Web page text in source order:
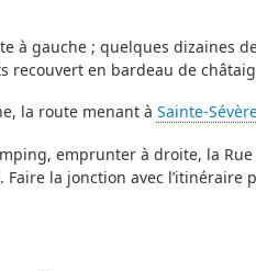
à gauche ; quelques dizaines
recouvert en bardeau de
la route menant à Sainte-
emprunter à droite, la Rue
la jonction avec l’itinéraire